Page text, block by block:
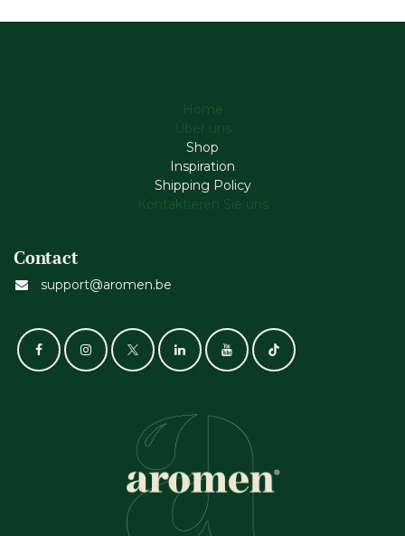
Home
Über uns
Shop
Inspiration
Shipping Policy
Kontaktieren Sie uns
Contact
support@aromen.be